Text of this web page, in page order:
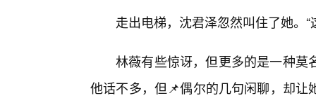
走出电梯，沈君泽忽然叫住了她。“
林薇有些惊讶，但更多的是一种莫
他话不多，但📌偶尔的几句闲聊，却